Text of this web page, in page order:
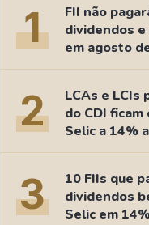
Dividendos
Ideias
Agenda de
Radar do
As Ações Mais
Guia do Iniciante
1
FII não
dividendos e
em agosto
2
LCAs e LCIs
do CDI ficam
Selic a 14%
Fizemos as
3
10 FIIs que
dividendos
Selic em